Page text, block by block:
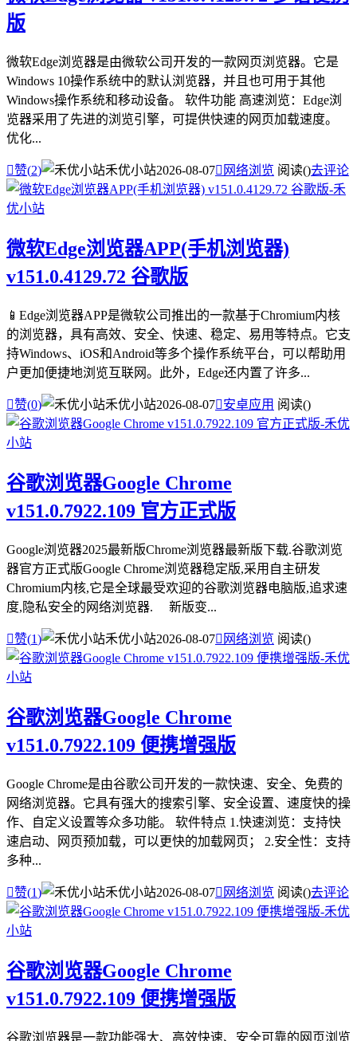
版
微软Edge浏览器是由微软公司开发的一款网页浏览器。它是
Windows 10操作系统中的默认浏览器，并且也可用于其他
Windows操作系统和移动设备。 软件功能 高速浏览：Edge浏
览器采用了先进的浏览引擎，可提供快速的网页加载速度。
优化...
赞(2) 禾优小站2026-08-07 网络浏览 阅读()去评论
微软Edge浏览器APP(手机浏览器)
v151.0.4129.72 谷歌版
📱Edge浏览器APP是微软公司推出的一款基于Chromium内核
的浏览器，具有高效、安全、快速、稳定、易用等特点。它支
持Windows、iOS和Android等多个操作系统平台，可以帮助用
户更加便捷地浏览互联网。此外，Edge还内置了许多...
赞(0) 禾优小站2026-08-07安卓应用 阅读()
谷歌浏览器Google Chrome
v151.0.7922.109 官方正式版
Google浏览器2025最新版Chrome浏览器最新版下载.谷歌浏览
器官方正式版Google Chrome浏览器稳定版,采用自主研发
Chromium内核,它是全球最受欢迎的谷歌浏览器电脑版,追求速
度,隐私安全的网络浏览器. 新版变...
赞(1) 禾优小站2026-08-07 网络浏览 阅读()
谷歌浏览器Google Chrome
v151.0.7922.109 便携增强版
Google Chrome是由谷歌公司开发的一款快速、安全、免费的
网络浏览器。它具有强大的搜索引擎、安全设置、速度快的操
作、自定义设置等众多功能。 软件特点 1.快速浏览：支持快
速启动、网页预加载，可以更快的加载网页； 2.安全性：支持
多种...
赞(1) 禾优小站2026-08-07 网络浏览 阅读()去评论
谷歌浏览器Google Chrome
v151.0.7922.109 便携增强版
谷歌浏览器是一款功能强大、高效快速、安全可靠的网页浏览